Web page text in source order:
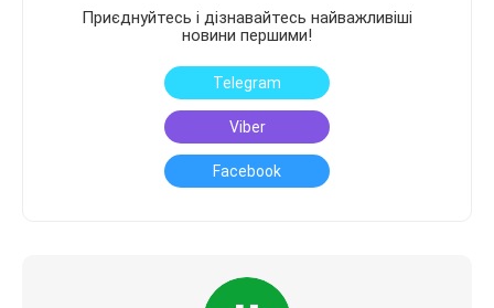
Приєднуйтесь і дізнавайтесь найважливіші
новини першими!
Telegram
Viber
Facebook